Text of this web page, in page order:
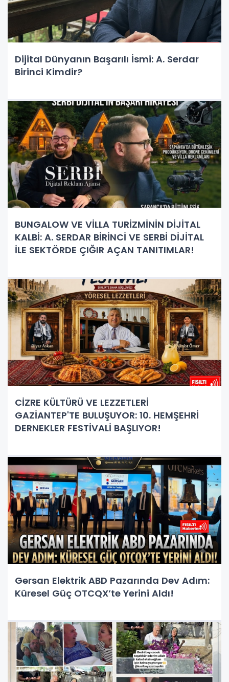
Dijital Dünyanın Başarılı İsmi: A. Serdar
Birinci Kimdir?
BUNGALOW VE VİLLA TURİZMİNİN DİJİTAL
KALBİ: A. SERDAR BİRİNCİ VE SERBİ DİJİTAL
İLE SEKTÖRDE ÇIĞIR AÇAN TANITIMLAR!
CİZRE KÜLTÜRÜ VE LEZZETLERİ
GAZİANTEP'TE BULUŞUYOR: 10. HEMŞEHRİ
DERNEKLER FESTİVALİ BAŞLIYOR!
Gersan Elektrik ABD Pazarında Dev Adım:
Küresel Güç OTCQX’te Yerini Aldı!